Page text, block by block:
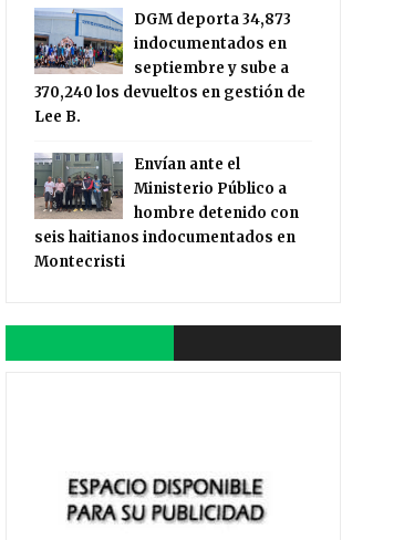
DGM deporta 34,873
indocumentados en
septiembre y sube a
370,240 los devueltos en gestión de
Lee B.
Envían ante el
Ministerio Público a
hombre detenido con
seis haitianos indocumentados en
Montecristi